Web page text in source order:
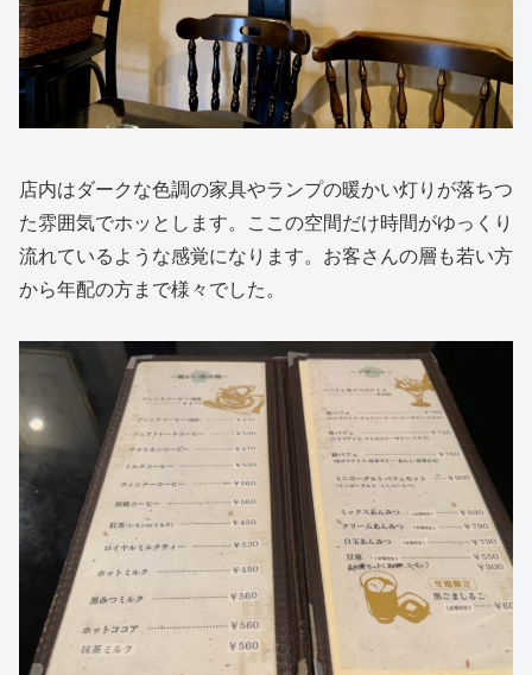
店内はダークな色調の家具やランプの暖かい灯りが落ちつ
た雰囲気でホッとします。ここの空間だけ時間がゆっくり
流れているような感覚になります。お客さんの層も若い方
から年配の方まで様々でした。